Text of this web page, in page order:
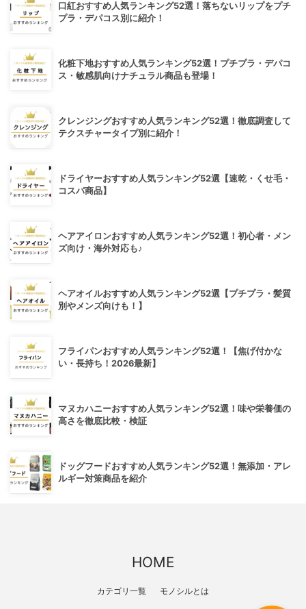
口紅おすすめ人気ランキング52選！落ちないリップをプチ
プラ・デパコス別に紹介！
化粧下地おすすめ人気ランキング52選！プチプラ・デパコ
ス・敏感肌向けナチュラル商品も登場！
クレンジングおすすめ人気ランキング52選！徹底調査して
テクスチャータイプ別に紹介！
ドライヤーおすすめ人気ランキング52選【速乾・くせ毛・
コスパ商品】
ヘアアイロンおすすめ人気ランキング52選！初心者・メン
ズ向け・海外対応も♪
ヘアオイルおすすめ人気ランキング52選【プチプラ・髪質
別やメンズ向けも！】
フライパンおすすめ人気ランキング52選！【焦げ付かな
い・長持ち！2026最新】
マヌカハニーおすすめ人気ランキング52選！味や栄養価の
高さを徹底比較・検証
ドッグフードおすすめ人気ランキング52選！無添加・アレ
ルギー対策商品を紹介
HOME
カテゴリ一覧 モノシルとは